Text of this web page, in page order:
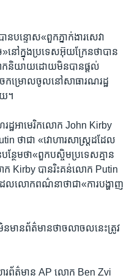
បន្ទោស​«ពួកភ្នាក់ងារ​សេវា
ក្នុង​ប្រទេស​អ៊ុយក្រែន​ថាបាន​
ក​និយាយ​ដោយ​មិនបានផ្តល់
ដូចកម្រោល​ចូល​នៅសាធារណរដ្ឋ
យ។
ដ្ឋអាមេរិកលោក John Kirby
ថា​ជា «វោហារ​សាស្ត្រ​ដដែល​
ែមថា«ពួក​បស្ចិម​ប្រទេស​គ្មាន​
ក Kirby បាន​រិះគន់លោក Putin
លលោក​ពណ៌នា​ថាជា«​ការ​បង្ហាញ​
ាន​ព័ត៌មាន​ថា​ចលាចលនេះ​ត្រូវ​
រព័ត៌មាន​ AP លោក Ben Zvi